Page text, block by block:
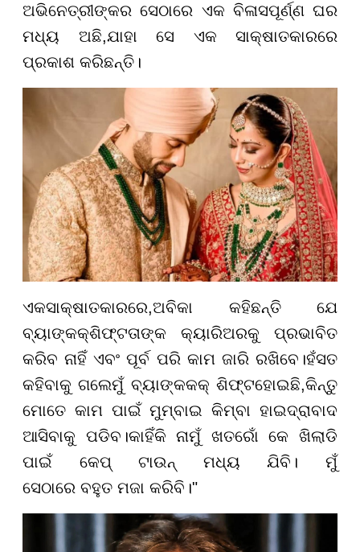
ଅଭିନେତ୍ରୀଙ୍କର ସେଠାରେ ଏକ ବିଳାସପୂର୍ଣ୍ଣ ଘର
ମଧ୍ୟ ଅଛି,ଯାହା ସେ ଏକ ସାକ୍ଷାତକାରରେ
ପ୍ରକାଶ କରିଛନ୍ତି।
ଏକସାକ୍ଷାତକାରରେ,ଅବିକା କହିଛନ୍ତି ଯେ
ବ୍ୟାଙ୍କକ୍ଶିଫ୍ଟତାଙ୍କ କ୍ୟାରିଅରକୁ ପ୍ରଭାବିତ
କରିବ ନାହିଁ ଏବଂ ପୂର୍ବ ପରି କାମ ଜାରି ରଖିବେ।ହଁସତ
କହିବାକୁ ଗଲେମୁଁ ବ୍ୟାଙ୍କକକ୍ଶିଫ୍ଟହୋଇଛି,କିନ୍ତୁ
ମୋତେ କାମ ପାଇଁ ମୁମ୍ବାଇ କିମ୍ବା ହାଇଦ୍ରାବାଦ
ଆସିବାକୁ ପଡିବ।କାହିଁକି ନାମୁଁ ଖତରୋଁ କେ ଖିଲାଡି
ପାଇଁ କେପ୍ ଟାଉନ୍ ମଧ୍ୟ ଯିବି। ମୁଁ
ସେଠାରେ ବହୁତ ମଜା କରିବି।"